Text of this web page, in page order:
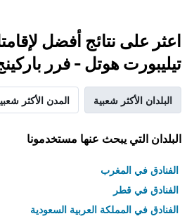
اعثر على نتائج أفضل
تيليبورت هوتل - فرر
البلدان الأكثر شعبية المدن الأكثر
البلدان التي يبحث عنها مستخدمونا
الفنادق في المغرب
الفنادق في قطر
الفنادق في المملكة العربية السعودية